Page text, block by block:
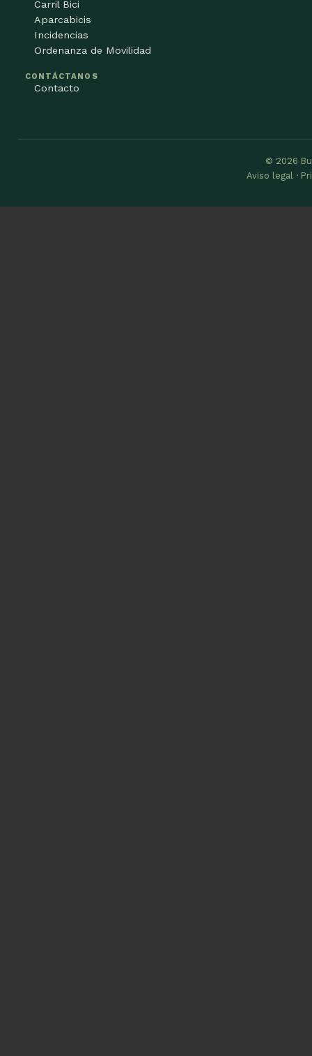
Carril Bici
Aparcabicis
Incidencias
Ordenanza de Movilidad
CONTÁCTANOS
Contacto
© 2026
Aviso legal ·